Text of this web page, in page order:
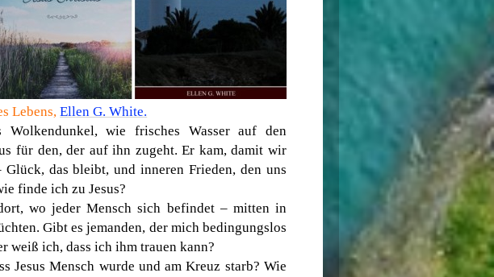
Lebens, Ellen G. White.
wie frisches Wasser auf den
für den, der auf ihn zugeht. Er kam, damit wir
das bleibt, und inneren Frieden, den uns
finde ich zu Jesus?
wo jeder Mensch sich befindet – mitten in
Gibt es jemanden, der mich bedingungslos
weiß ich, dass ich ihm trauen kann?
Jesus Mensch wurde und am Kreuz starb? Wie